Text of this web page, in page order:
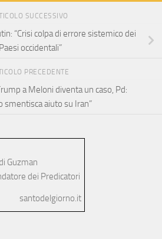
SUCCESSIVO
“Crisi colpa di errore sistemico dei
Paesi occidentali”
PRECEDENTE
a Meloni diventa un caso, Pd:
smentisca aiuto su Iran”
Guzman
dei Predicatori
santodelgiorno.it